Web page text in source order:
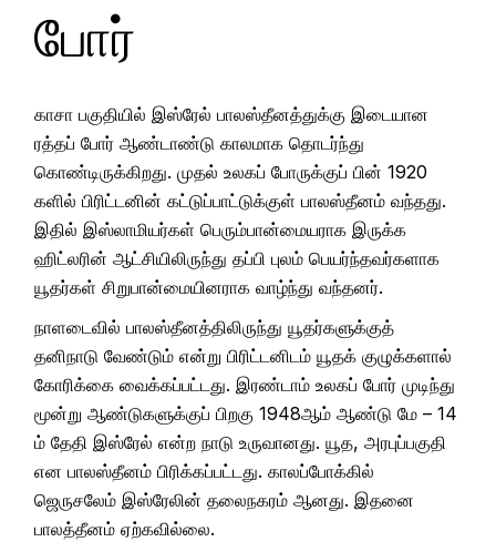
போர்
காசா பகுதியில் இஸ்ரேல் பாலஸ்தீனத்துக்கு இடையான
ரத்தப் போர் ஆண்டாண்டு காலமாக தொடர்ந்து
கொண்டிருக்கிறது. முதல் உலகப் போருக்குப் பின் 1920
களில் பிரிட்டனின் கட்டுப்பாட்டுக்குள் பாலஸ்தீனம் வந்தது.
இதில் இஸ்லாமியர்கள் பெரும்பான்மையராக இருக்க
ஹிட்லரின் ஆட்சியிலிருந்து தப்பி புலம் பெயர்ந்தவர்களாக
யூதர்கள் சிறுபான்மையினராக வாழ்ந்து வந்தனர்.
நாளடைவில் பாலஸ்தீனத்திலிருந்து யூதர்களுக்குத்
தனிநாடு வேண்டும் என்று பிரிட்டனிடம் யூதக் குழுக்களால்
கோரிக்கை வைக்கப்பட்டது. இரண்டாம் உலகப் போர் முடிந்து
மூன்று ஆண்டுகளுக்குப் பிறகு 1948ஆம் ஆண்டு மே – 14
ம் தேதி இஸ்ரேல் என்ற நாடு உருவானது. யூத, அரபுப்பகுதி
என பாலஸ்தீனம் பிரிக்கப்பட்டது. காலப்போக்கில்
ஜெருசலேம் இஸ்ரேலின் தலைநகரம் ஆனது. இதனை
பாலத்தீனம் ஏற்கவில்லை.